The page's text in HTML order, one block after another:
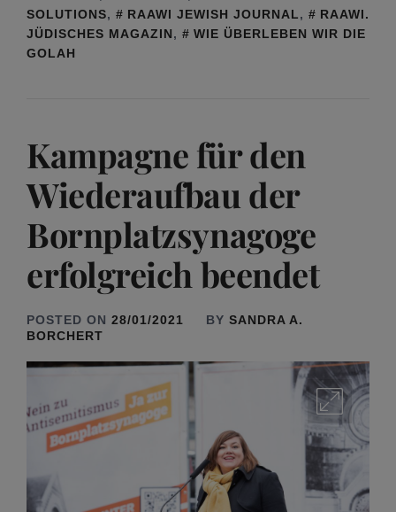
SOLUTIONS, RAAWI JEWISH JOURNAL,
RAAWI.
JÜDISCHES MAGAZIN,
WIE ÜBERLEBEN WIR DIE
GOLAH
Kampagne für den
Wiederaufbau der
Bornplatzsynagoge
erfolgreich beendet
POSTED ON 28/01/2021 BY SANDRA A.
BORCHERT